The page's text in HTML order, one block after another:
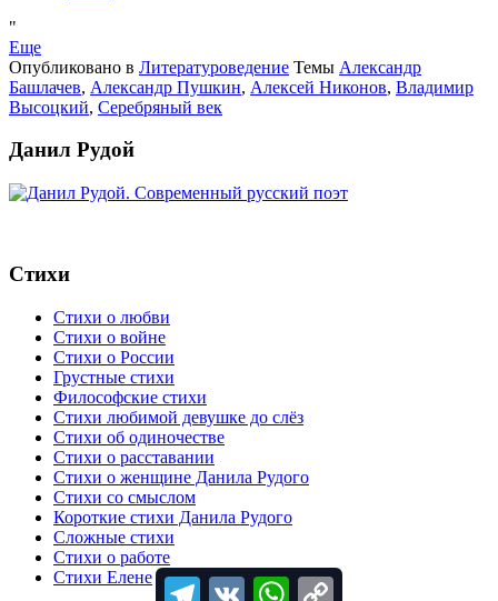
Еще
Опубликовано в Литературоведение Темы Александр
Башлачев, Александр Пушкин, Алексей Никонов, Владимир
Высоцкий, Серебряный век
Данил Рудой
Стихи
Стихи о любви
Стихи о войне
Стихи о России
Грустные стихи
Философские стихи
Стихи любимой девушке до слёз
Cтихи об одиночестве
Стихи о расставании
Стихи о женщине Данила Рудого
Стихи со смыслом
Короткие стихи Данила Рудого
Сложные стихи
Стихи о работе
Стихи Елене
Telegram
VK WhatsApp